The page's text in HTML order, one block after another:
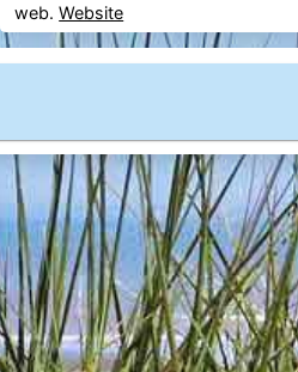
web.Website